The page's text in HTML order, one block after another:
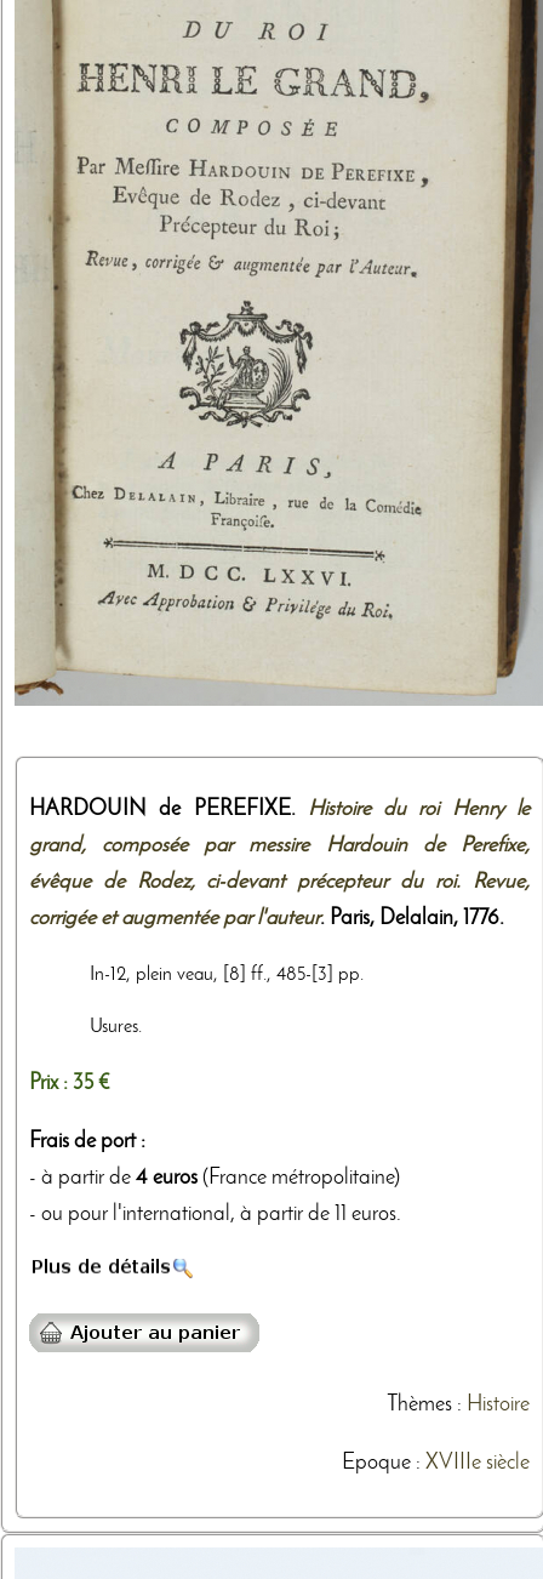
HARDOUIN de PEREFIXE. Histoire du roi Henry le
grand, composée par messire Hardouin de Perefixe,
évêque de Rodez, ci-devant précepteur du roi. Revue,
corrigée et augmentée par l'auteur. Paris, Delalain, 1776.
In-12, plein veau, [8] ff., 485-[3] pp.
Usures.
Prix : 35 €
Frais de port :
- à partir de 4 euros (France métropolitaine)
- ou pour l'international, à partir de 11 euros.
Thèmes: Histoire
Epoque : XVIIIe siècle